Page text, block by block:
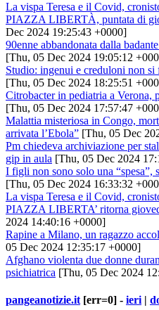
La vispa Teresa e il Covid,
PIAZZA LIBERTÀ, puntata di
Dec 2024 19:25:43 +0000]
90enne abbandonata dalla
[Thu, 05 Dec 2024 19:05:12
Studio: ingenui e creduloni non
[Thu, 05 Dec 2024 18:25:51
Citrobacter in pediatria a Verona,
[Thu, 05 Dec 2024 17:57:47
Malattia misteriosa in Congo,
arrivata l’Ebola” [Thu, 05 Dec
Pm chiedeva archiviazione per
gip in aula [Thu, 05 Dec 2024
I figli non sono solo una “spesa”,
[Thu, 05 Dec 2024 16:33:32
La vispa Teresa e il Covid,
PIAZZA LIBERTA’ ritorna
2024 14:40:16 +0000]
Rapine a Milano, un ragazzo
05 Dec 2024 12:35:17 +0000]
Afghano violenta due donne
psichiatrica [Thu, 05 Dec 2024
pangeanotizie.it [err=0] - ieri |